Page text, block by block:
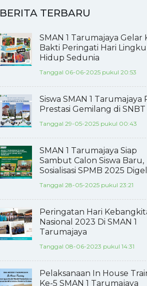
BERITA TERBARU
SMAN 1 Tarumajaya Gelar
Bakti Peringati Hari
Hidup Sedunia
Tanggal 06-06-2025 pukul 20:53
Siswa SMAN 1 Tarumajaya
Prestasi Gemilang di
Tanggal 29-05-2025 pukul 00:43
SMAN 1 Tarumajaya Siap
Sambut Calon Siswa Baru,
Sosialisasi SPMB 2025
Tanggal 28-05-2025 pukul 23:21
Peringatan Hari
Nasional 2023 Di SMAN 1
Tarumajaya
Tanggal 08-06-2023 pukul 14:31
Pelaksanaan In House
Ke-5 SMAN 1 Tarumajaya